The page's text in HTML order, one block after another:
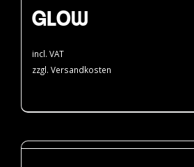
Glow
incl. VAT
zzgl. Versandkosten